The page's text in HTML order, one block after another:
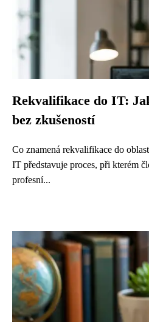
Rekvalifikace do IT:
bez zkušeností
Co znamená rekvalifikace do
IT představuje proces, při kterém
profesní...